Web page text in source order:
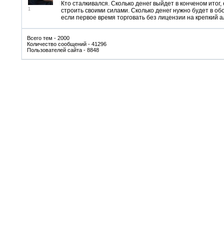
1
Кто сталкивался. Сколько денег выйдет в конченом итог,
строить своими силами. Сколько денег нужно будет в
если первое время торговать без лицензии на крепкий
Всего тем - 2000
Количество сообщений - 41296
Пользователей сайта - 8848